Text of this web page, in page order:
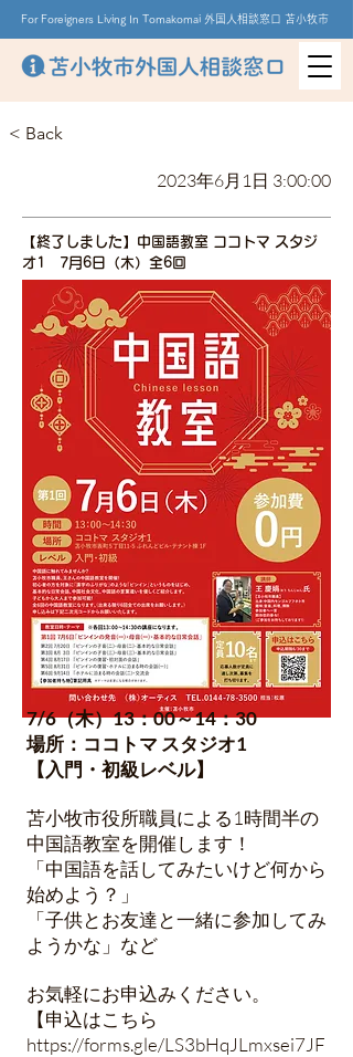
For Foreigners Living In Tomakomai 外国人相談窓口 苫小牧市
< Back
2023年6月1日 3:00:00
【終了しました】中国語教室 ココトマ スタジ
オ1 7月6日（木）全6回
7/6（木）13：00～14：30
場所：ココトマ スタジオ1
【入門・初級レベル】
苫小牧市役所職員による1時間半の
中国語教室を開催します！
「中国語を話してみたいけど何から
始めよう？」
「子供とお友達と一緒に参加してみ
ようかな」など
お気軽にお申込みください。
【申込はこちら
https://forms.gle/LS3bHqJLmxsei7JF